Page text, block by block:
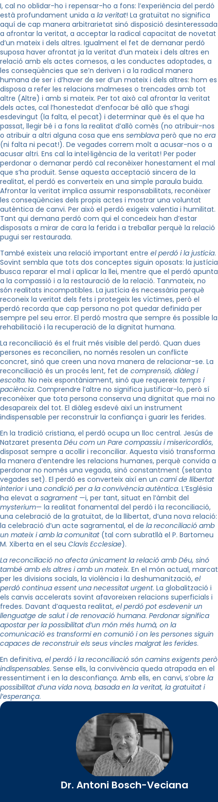
I, cal no oblidar-ho i repensar-ho a fons: l’experiència del perdó
està profundament unida a la veritat! La gratuïtat no significa
aquí de cap manera arbitrarietat sinó disposició desinteressada
a afrontar la veritat, a acceptar la radical capacitat de novetat
d’un mateix i dels altres. Igualment el fet de demanar perdó
suposa haver afrontat ja la veritat d’un mateix i dels altres en
relació amb els actes comesos, a les conductes adoptades, a
les conseqüències que se’n deriven i a la radical manera
humana de ser i d’haver de ser d’un mateix i dels altres: hom es
disposa a refer les relacions malmeses o trencades amb tot
altre (Altre) i amb si mateix. Per tot això cal afrontar la veritat
dels actes, cal l’honestedat d’enfocar bé allò que s’hagi
esdevingut (la falta, el pecat) i determinar què és el que ha
passat, llegir bé i a fons la realitat d’allò comès (no atribuir-nos
o atribuir a altri alguna cosa que ens semblava però que no era
(ni falta ni pecat!). De vegades correm molt a acusar-nos o a
acusar altri. Ens cal la intel·ligència de la veritat! Per poder
perdonar o demanar perdó cal reconèixer honestament el mal
que s’ha produït. Sense aquesta acceptació sincera de la
realitat, el perdó es converteix en una simple paraula buida.
Afrontar la veritat implica assumir responsabilitats, reconèixer
les conseqüències dels propis actes i mostrar una voluntat
autèntica de canvi. Per això el perdó exigeix valentia i humilitat.
Tant qui demana perdó com qui el concedeix han d’estar
disposats a mirar de cara la ferida i a treballar perquè la relació
pugui ser restaurada.
També existeix una relació important entre el perdó i la justícia.
Sovint sembla que tots dos conceptes siguin oposats: la justícia
busca reparar el mal i aplicar la llei, mentre que el perdó apunta
a la compassió i a la restauració de la relació. Tanmateix, no
són realitats incompatibles. La justícia és necessària perquè
reconeix la veritat dels fets i protegeix les víctimes, però el
perdó recorda que cap persona no pot quedar definida per
sempre pel seu error. El perdó mostra que sempre és possible la
rehabilitació i la recuperació de la dignitat humana.
La reconciliació és el fruit més visible del perdó. Quan dues
persones es reconcilien, no només resolen un conflicte
concret, sinó que creen una nova manera de relacionar-se. La
reconciliació és un procés lent, fet de comprensió, diàleg i
escolta. No neix espontàniament, sinó que requereix temps i
paciència. Comprendre l’altre no significa justificar-lo, però sí
reconèixer que tota persona conserva una dignitat que mai no
desapareix del tot. El diàleg esdevé així un instrument
indispensable per reconstruir la confiança i guarir les ferides.
En la tradició cristiana, el perdó ocupa un lloc central. Jesús de
Natzaret presenta Déu com un Pare compassiu i misericordiós,
disposat sempre a acollir i reconciliar. Aquesta visió transforma
la manera d’entendre les relacions humanes, perquè convida a
perdonar no només una vegada, sinó constantment (setanta
vegades set). El perdó es converteix així en un camí de llibertat
interiori una condició per a la convivència autèntica. L’Església
ha elevat a sagrament—i, per tant, situat en l’àmbit del
mysterium— la realitat fonamental del perdó i la reconciliació,
una celebració de la gratuïtat, de la llibertat, d’una nova relació:
la celebració d’un acte sagramental, el de la reconciliació amb
un mateix i amb la comunitat(tal com subratllà el P. Bartomeu
M. Xiberta en el seu Clavis Ecclesiae).
La reconciliació no afecta únicament la relació amb Déu, sinó
també amb els altres i amb un mateix. En el món actual, marcat
per les divisions socials, la violència i la deshumanització, el
perdó continua essent una necessitat urgent. La globalització i
els canvis accelerats sovint afavoreixen relacions superficials i
fredes. Davant d’aquesta realitat, el perdó pot esdevenir un
llenguatge de salut i de renovació humana. Perdonar significa
apostar per la possibilitat d’un món més humà, on la
comunicació es transformi en comunió i on les persones siguin
capaces de reconstruir els seus vincles malgrat les ferides.
En definitiva, el perdó i la reconciliació són camins exigents però
indispensables. Sense ells, la convivència queda atrapada en el
ressentiment i en la desconfiança. Amb ells, en canvi, s’obre la
possibilitat d’una vida nova, basada en la veritat, la gratuïtat i
l’esperança.
Dr. Antoni Bosch-Veciana